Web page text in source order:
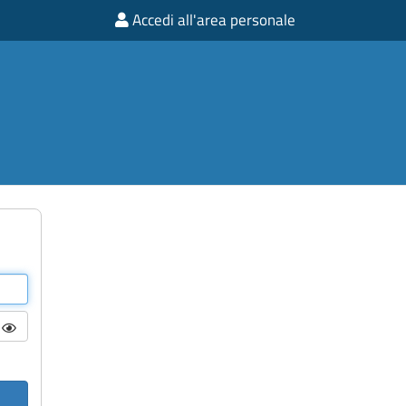
Accedi all'area personale